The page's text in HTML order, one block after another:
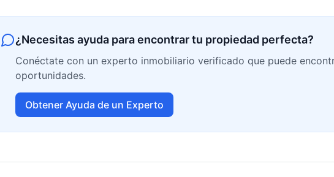
¿Necesitas ayuda para encontrar tu propiedad perfecta?
Conéctate con un experto inmobiliario verificado que puede
oportunidades.
Obtener Ayuda de un Experto